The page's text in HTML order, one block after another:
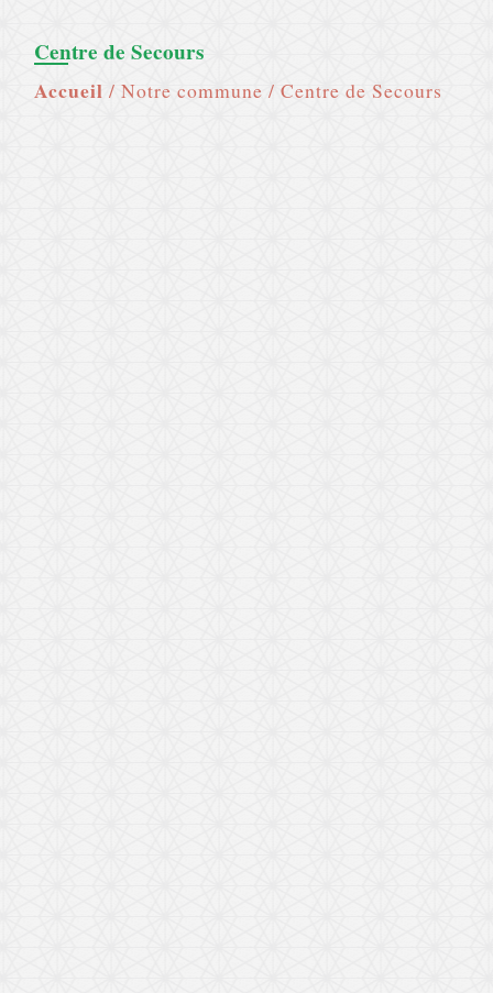
Centre de Secours
Accueil / Notre commune / Centre de Secours